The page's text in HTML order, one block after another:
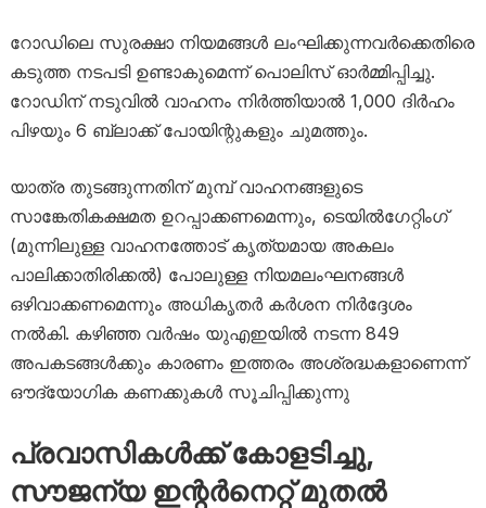
റോഡിലെ സുരക്ഷാ നിയമങ്ങൾ ലംഘിക്കുന്നവർക്കെതിരെ
കടുത്ത നടപടി ഉണ്ടാകുമെന്ന് പൊലിസ് ഓർമ്മിപ്പിച്ചു.
റോഡിന് നടുവിൽ വാഹനം നിർത്തിയാൽ 1,000 ദിർഹം
പിഴയും 6 ബ്ലാക്ക് പോയിന്റുകളും ചുമത്തും.
യാത്ര തുടങ്ങുന്നതിന് മുമ്പ് വാഹനങ്ങളുടെ
സാങ്കേതികക്ഷമത ഉറപ്പാക്കണമെന്നും, ടെയിൽഗേറ്റിംഗ്
(മുന്നിലുള്ള വാഹനത്തോട് കൃത്യമായ അകലം
പാലിക്കാതിരിക്കൽ) പോലുള്ള നിയമലംഘനങ്ങൾ
ഒഴിവാക്കണമെന്നും അധികൃതർ കർശന നിർദ്ദേശം
നൽകി. കഴിഞ്ഞ വർഷം യുഎഇയിൽ നടന്ന 849
അപകടങ്ങൾക്കും കാരണം ഇത്തരം അശ്രദ്ധകളാണെന്ന്
ഔദ്യോഗിക കണക്കുകൾ സൂചിപ്പിക്കുന്നു
പ്രവാസികള്‍ക്ക് കോളടിച്ചു,
സൗജന്യ ഇന്റര്‍നെറ്റ് മുതല്‍